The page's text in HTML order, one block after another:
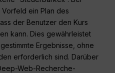
ein Plan des
der Benutzer den Kurs
kann. Dies gewährleistet
Ergebnisse, ohne
erforderlich sind. Darüber
Web-Recherche-